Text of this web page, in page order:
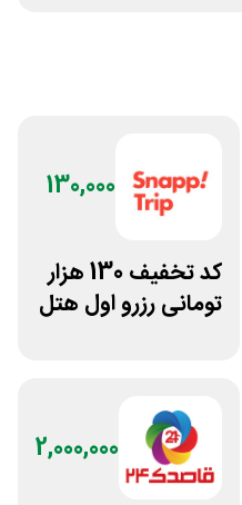
130,000
کد تخفیف 130 هزار
تومانی رزرو اول هتل
2,000,000